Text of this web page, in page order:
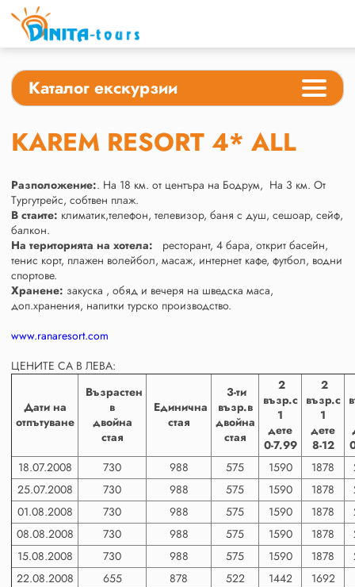
Каталог екскурзии
KAREM RESORT 4* ALL
Разположение:. На 18 км. от центъра на Бодрум, На 3 км. От
Тургутрейс, собтвен плаж.
В стаите: климатик,телефон, телевизор, баня с душ, сешоар, сейф,
балкон.
На територията на хотела: ресторант, 4 бара, открит басейн,
тенис корт, плажен волейбол, масаж, интернет кафе, футбол, водни
спортове.
Хранене: закуска , обяд и вечеря на шведска маса,
доп.хранения, напитки турско производство.
www.ranaresort.com
ЦЕНИТЕ СА В ЛЕВА:
Дати на
отпътуване
Възрастен
в
двойна
стая
Единична
стая
3-ти
възр.в
двойна
стая
2
възр.с
1
дете
0-7.99
2
възр.с
1
дете
8-12
18.07.2008
730 988 575 1590 1878
25.07.2008
730 988 575 1590 1878
01.08.2008
730 988 575 1590 1878
08.08.2008
730 988 575 1590 1878
15.08.2008
730 988 575 1590 1878
22.08.2008
655 878 522 1442 1692